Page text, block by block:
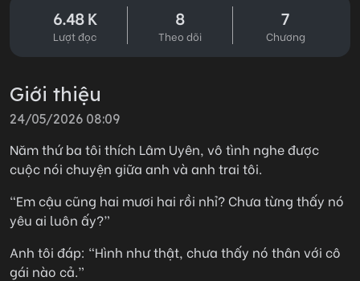
6.48 K
Lượt đọc
8
Theo dõi
7
Chương
Giới thiệu
24/05/2026 08:09
Năm thứ ba tôi thích Lâm Uyên, vô tình nghe được
cuộc nói chuyện giữa anh và anh trai tôi.
“Em cậu cũng hai mươi hai rồi nhỉ? Chưa từng thấy nó
yêu ai luôn ấy?”
Anh tôi đáp: “Hình như thật, chưa thấy nó thân với cô
gái nào cả.”